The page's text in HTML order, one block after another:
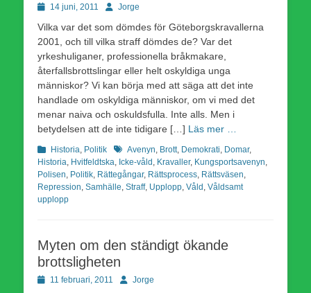
Publicerad
14 juni, 2011 Författare
Jorge
Vilka var det som dömdes för Göteborgskravallerna
2001, och till vilka straff dömdes de? Var det
yrkeshuliganer, professionella bråkmakare,
återfallsbrottslingar eller helt oskyldiga unga
människor? Vi kan börja med att säga att det inte
handlade om oskyldiga människor, om vi med det
menar naiva och oskuldsfulla. Inte alls. Men i
betydelsen att de inte tidigare […] Läs mer …
Kategorier
Historia Politik Etiketter
Avenyn Brott, Demokrati Domar,
Historia Hvitfeldtska Icke-våld Kravaller, Kungsportsavenyn
Polisen Politik Rättegångar, Rättsprocess Rättsväsen
Repression Samhälle Straff, Upplopp Våld Våldsamt
upplopp
Myten om den ständigt ökande
brottsligheten
Publicerad
11 februari, 2011 Författare
Jorge